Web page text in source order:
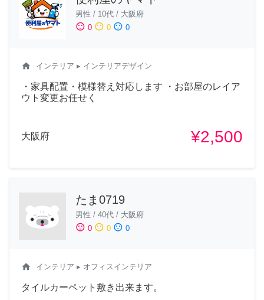
男性 / 10代 / 大阪府
sentiment_satisfied 0 sentiment_neutral 0 sentiment_dissatisfied 0
home インテリア ▸ インテリアデザイン
・家具配置・模様替え対応します ・お部屋のレイア
ウト変更お任せく
大阪府 ¥2,500
たま0719
男性 / 40代 / 大阪府
sentiment_satisfied 0 sentiment_neutral 0 sentiment_dissatisfied 0
home インテリア ▸ オフィスインテリア
タイルカーペット敷き出来ます。